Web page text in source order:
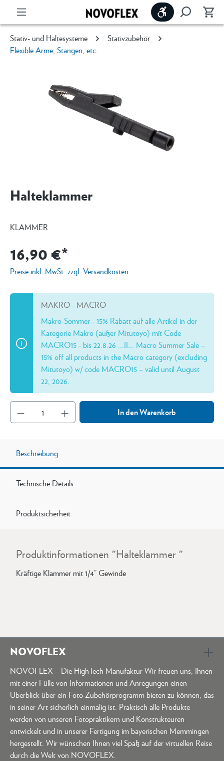
Werkzeugleiste
Stativ- und Haltesysteme
Stativzubehör
Flexible Arme, Stangen, etc.
Halteklammer
KLAMMER
16,90 €*
Preise inkl. MwSt. zzgl. Versandkosten
MAKRO - MACRO
Makro-Sommer - 15% Rabatt auf alle Artikel in der
Kategorie Makro (außer Mitutoyo) mít Code
MACRO15 - bis 22.8.26 ...II... Macro Summer Sale –
15% off all products in the Macro category (excluding
Mitutoyo) w/ code MACRO15 – valid until August
22, 2026.
In den Warenkorb
Beschreibung
Technische Details
Produktsicherheit
Produktinformationen "Halteklammer "
Kräftige Klammer mit 1/4” Gewinde
NOVOFLEX
NOVOFLEX – Die HighTech Manufaktur Wir freuen uns, Ihnen
mit einer Fülle von Informationen und Anregungen einen
Überblick über ein Foto-Zubehörprogramm bieten zu können, das
in seiner Art sicherlich einmalig ist. Praktisch alle Produkte
werden von unseren Fotopraktikern und Konstrukteuren
entwickelt und in unserer Fertigung im bayerischen Memmingen
hergestellt. Wir wünschen Ihnen viel Spaß auf der virtuellen Reise
durch die Welt von NOVOFLEX.